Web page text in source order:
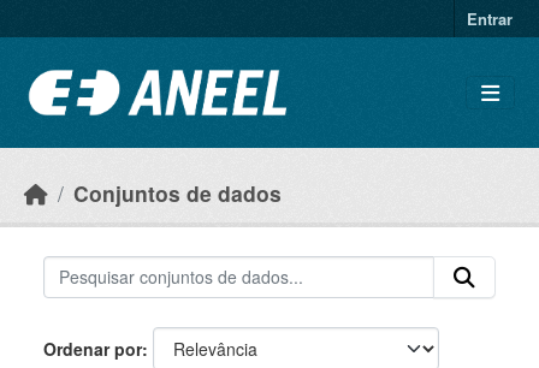
Entrar
Conjuntos de dados
Ordenar por